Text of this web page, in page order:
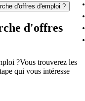
d'offres d'emploi ?
d'offres
?Vous trouverez les
qui vous intéresse